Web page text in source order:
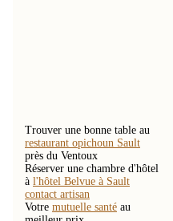
Trouver une bonne table au
restaurant opichoun Sault
près du Ventoux
Réserver une chambre d'hôtel
à l'hôtel Belvue à Sault
contact artisan
Votre mutuelle santé au